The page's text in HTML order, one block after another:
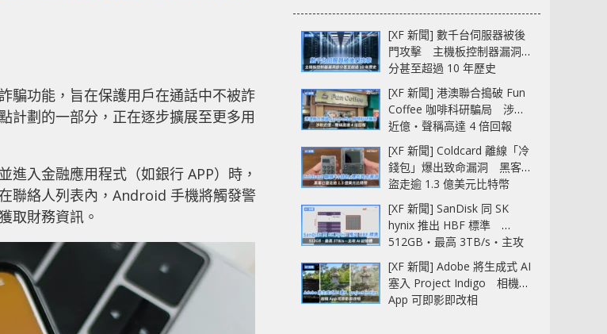
騙功能，旨在保護用戶在通話中不被詐
計劃的一部分，正在逐步擴展至更多用
入金融應用程式（如銀行 APP）時，
聯絡人列表內，Android 手機將觸發警
取財務資訊。
[XF 新聞] 數千台伺服器被後
門攻擊 主機板控制器漏洞部
分甚至超過 10 年歷史
[XF 新聞] 港澳聯合搗破 Fun
Coffee 咖啡科研騙局 涉款
近億‧聲稱高達 4 倍回報
[XF 新聞] Coldcard 離線「冷
錢包」爆出致命漏洞 黑客已
盜走逾 1.3 億美元比特幣
[XF 新聞] SanDisk 同 SK
hynix 推出 HBF 標準
512GB‧最高 3TB/s‧主攻
AI 記憶體
[XF 新聞] Adobe 將生成式 AI
塞入 Project Indigo 相機
App 可即影即改相